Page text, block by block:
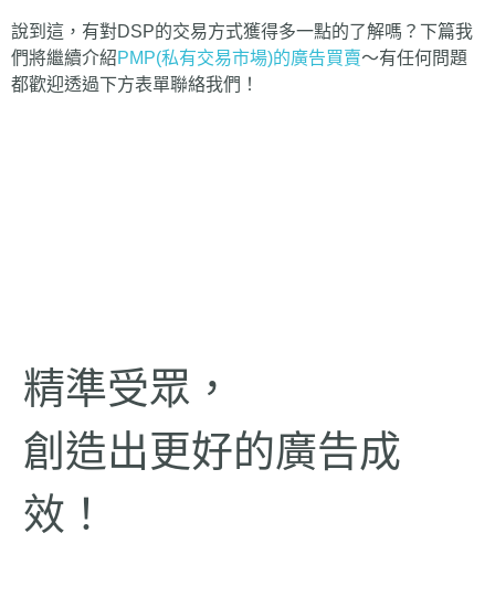
說到這，有對DSP的交易方式獲得多一點的了解嗎？下篇我
們將繼續介紹PMP(私有交易市場)的廣告買賣～有任何問題
都歡迎透過下方表單聯絡我們！
精準受眾，
創造出更好的廣告成
效！